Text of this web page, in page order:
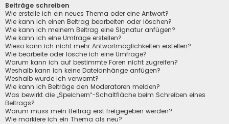
Beiträge schreiben
Wie erstelle ich ein neues Thema oder eine Antwort?
Wie kann ich einen Beitrag bearbeiten oder löschen?
Wie kann ich meinem Beitrag eine Signatur anfügen?
Wie kann ich eine Umfrage erstellen?
Wieso kann ich nicht mehr Antwortmöglichkeiten erstellen?
Wie bearbeite oder lösche ich eine Umfrage?
Warum kann ich auf bestimmte Foren nicht zugreifen?
Weshalb kann ich keine Dateianhänge anfügen?
Weshalb wurde ich verwarnt?
Wie kann ich Beiträge den Moderatoren melden?
Was bewirkt die „Speichern“-Schaltfläche beim Schreiben eines
Beitrags?
Warum muss mein Beitrag erst freigegeben werden?
Wie markiere ich ein Thema als neu?